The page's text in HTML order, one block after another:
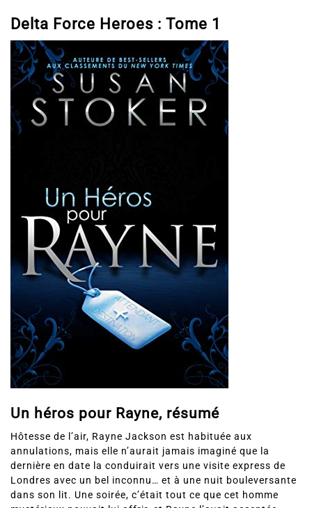
Delta Force Heroes : Tome 1
Un héros pour Rayne, résumé
annulations, mais elle n’aurait jamais imaginé que la
dernière en date la conduirait vers une visite express de
Londres avec un bel inconnu… et à une nuit bouleversante
dans son lit. Une soirée, c’était tout ce que cet homme
mystérieux pouvait lui offrir, et Rayne l’avait acceptée